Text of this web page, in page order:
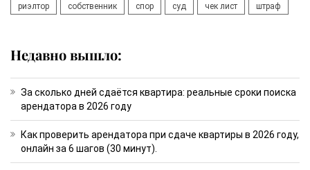
риэлтор собственник спор суд чек лист штраф
Недавно вышло:
За сколько дней сдаётся квартира: реальные сроки поиска
арендатора в 2026 году
Как проверить арендатора при сдаче квартиры в 2026 году,
онлайн за 6 шагов (30 минут).